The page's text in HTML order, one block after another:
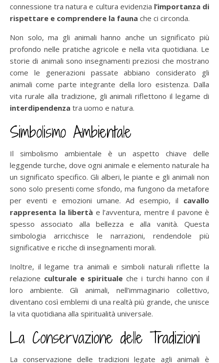
connessione tra natura e cultura evidenzia l’importanza di
rispettare e comprendere la fauna che ci circonda.
Non solo, ma gli animali hanno anche un significato più
profondo nelle pratiche agricole e nella vita quotidiana. Le
storie di animali sono insegnamenti preziosi che mostrano
come le generazioni passate abbiano considerato gli
animali come parte integrante della loro esistenza. Dalla
vita rurale alla tradizione, gli animali riflettono il legame di
interdipendenza tra uomo e natura.
Simbolismo Ambientale
Il simbolismo ambientale è un aspetto chiave delle
leggende turche, dove ogni animale e elemento naturale ha
un significato specifico. Gli alberi, le piante e gli animali non
sono solo presenti come sfondo, ma fungono da metafore
per eventi e emozioni umane. Ad esempio, il cavallo
rappresenta la libertà e l’avventura, mentre il pavone è
spesso associato alla bellezza e alla vanità. Questa
simbologia arricchisce le narrazioni, rendendole più
significative e ricche di insegnamenti morali.
Inoltre, il legame tra animali e simboli naturali riflette la
relazione culturale e spirituale che i turchi hanno con il
loro ambiente. Gli animali, nell’immaginario collettivo,
diventano così emblemi di una realtà più grande, che unisce
la vita quotidiana alla spiritualità universale.
La Conservazione delle Tradizioni
La conservazione delle tradizioni legate agli animali è